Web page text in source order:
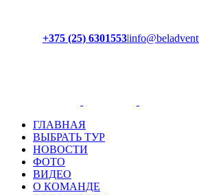
+375 (25) 6301553|
ГЛАВНАЯ
ВЫБРАТЬ ТУР
НОВОСТИ
ФОТО
ВИДЕО
О КОМАНДЕ